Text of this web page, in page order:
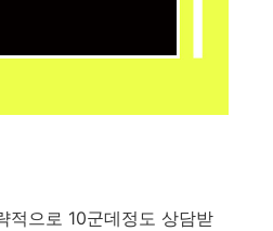
적으로 10군데정도 상담받